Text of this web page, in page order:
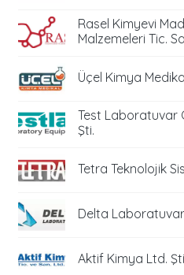
Rasel Kimyevi
Malzemeleri Tic.
Üçel Kimya
Test Laboratuvar
Şti.
Tetra Teknolojik
Delta
Aktif Kimya Ltd.